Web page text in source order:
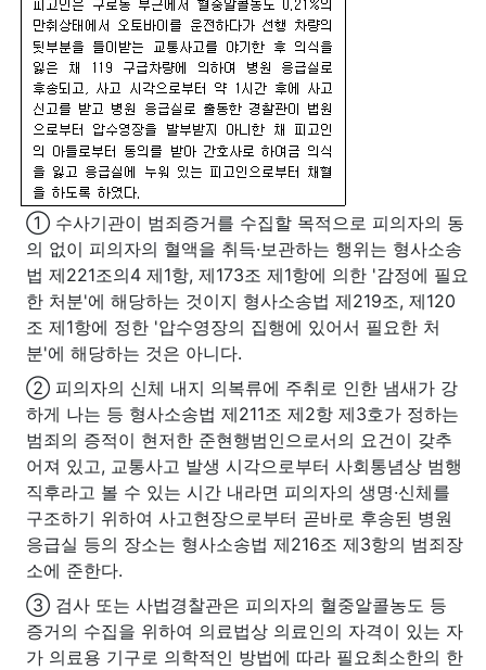
① 수사기관이 범죄증거를 수집할 목적으로 피의자의 동
의 없이 피의자의 혈액을 취득·보관하는 행위는 형사소송
법 제221조의4 제1항, 제173조 제1항에 의한 '감정에 필요
한 처분'에 해당하는 것이지 형사소송법 제219조, 제120
조 제1항에 정한 '압수영장의 집행에 있어서 필요한 처
분'에 해당하는 것은 아니다.
② 피의자의 신체 내지 의복류에 주취로 인한 냄새가 강
하게 나는 등 형사소송법 제211조 제2항 제3호가 정하는
범죄의 증적이 현저한 준현행범인으로서의 요건이 갖추
어져 있고, 교통사고 발생 시각으로부터 사회통념상 범행
직후라고 볼 수 있는 시간 내라면 피의자의 생명·신체를
구조하기 위하여 사고현장으로부터 곧바로 후송된 병원
응급실 등의 장소는 형사소송법 제216조 제3항의 범죄장
소에 준한다.
③ 검사 또는 사법경찰관은 피의자의 혈중알콜농도 등
증거의 수집을 위하여 의료법상 의료인의 자격이 있는 자
가 의료용 기구로 의학적인 방법에 따라 필요최소한의 한